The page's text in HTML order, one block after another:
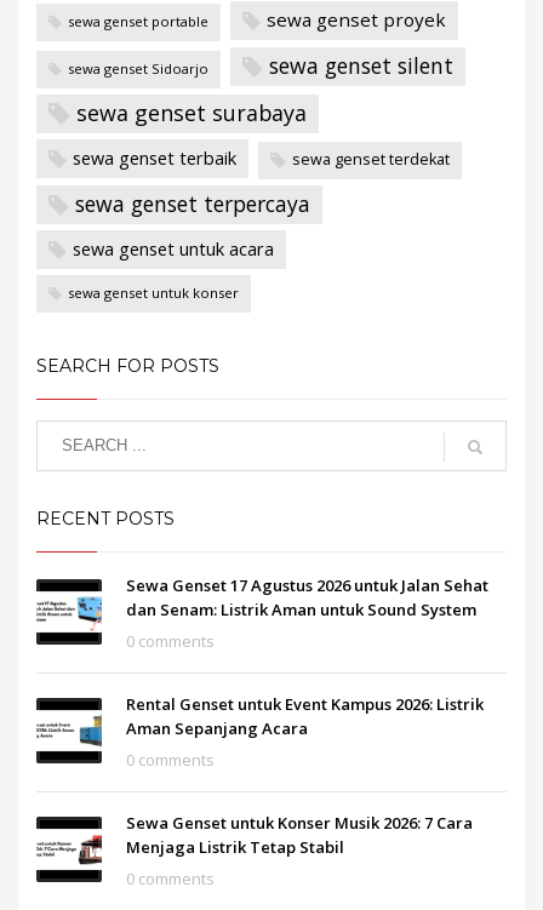
sewa genset portable sewa genset proyek
sewa genset Sidoarjo
sewa genset silent
sewa genset surabaya
sewa genset terbaik sewa genset terdekat
sewa genset terpercaya
sewa genset untuk acara
sewa genset untuk konser
SEARCH FOR POSTS
RECENT POSTS
Sewa Genset 17 Agustus 2026 untuk Jalan Sehat
dan Senam: Listrik Aman untuk Sound System
0 comments
Rental Genset untuk Event Kampus 2026: Listrik
Aman Sepanjang Acara
0 comments
Sewa Genset untuk Konser Musik 2026: 7 Cara
Menjaga Listrik Tetap Stabil
0 comments